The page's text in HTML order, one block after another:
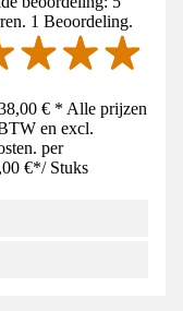
1 Beoordeling.
€ * Alle prijzen
en excl.
per
€*/ Stuks